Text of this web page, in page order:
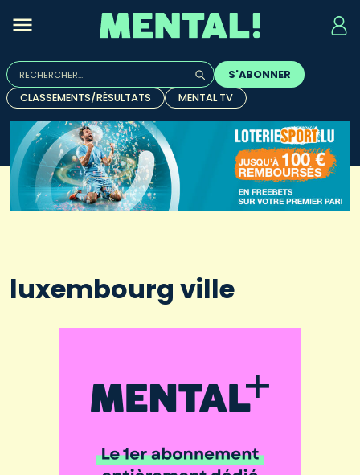
Rechercher :
Quand les résultats de l'auto-complétion sont
S'ABONNER
CLASSEMENTS/RÉSULTATS
MENTAL TV
luxembourg ville